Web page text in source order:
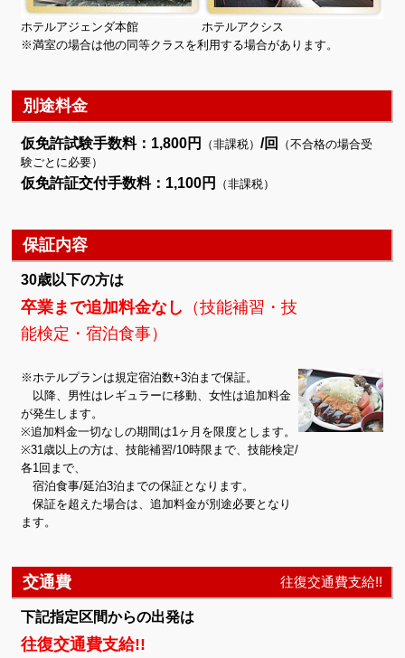
ホテルアジェンダ本館
ホテルアクシス
※満室の場合は他の同等クラスを利用する場合があります。
別途料金
仮免許試験手数料：1,800円 （非課税）/回
（不合格の場合受
験ごとに必要）
仮免許証交付手数料：1,100円 （非課税）
保証内容
30歳以下の方は
卒業まで追加料金なし
（技能補習・技
能検定・宿泊食事）
※ホテルプランは規定宿泊数+3泊まで保証。
以降、男性はレギュラーに移動、女性は追加料金
が発生します。
※追加料金一切なしの期間は1ヶ月を限度とします。
※31歳以上の方は、技能補習/10時限まで、技能検定/
各1回まで、
宿泊食事/延泊3泊までの保証となります。
保証を超えた場合は、追加料金が別途必要となり
ます。
交通費 往復交通費支給!!
下記指定区間からの出発は
往復交通費支給!!